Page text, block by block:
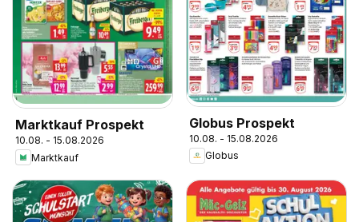
Marktkauf Prospekt
10.08. - 15.08.2026
Marktkauf
Globus Prospekt
10.08. - 15.08.2026
Globus